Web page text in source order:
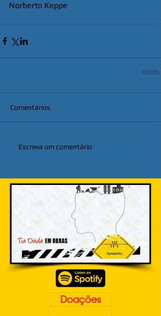
Norberto Keppe
Comentários
Escreva um comentário
Doações